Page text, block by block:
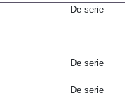
61 €